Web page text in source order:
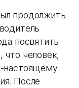
продолжить
посвятить
человек,
настоящему
После